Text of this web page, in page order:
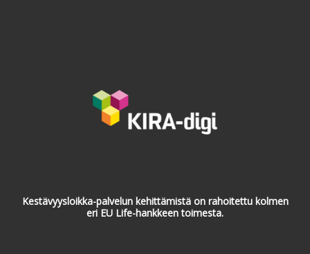
Kestävyysloikka-palvelun kehittämistä on rahoitettu kolmen
eri EU Life-hankkeen toimesta.